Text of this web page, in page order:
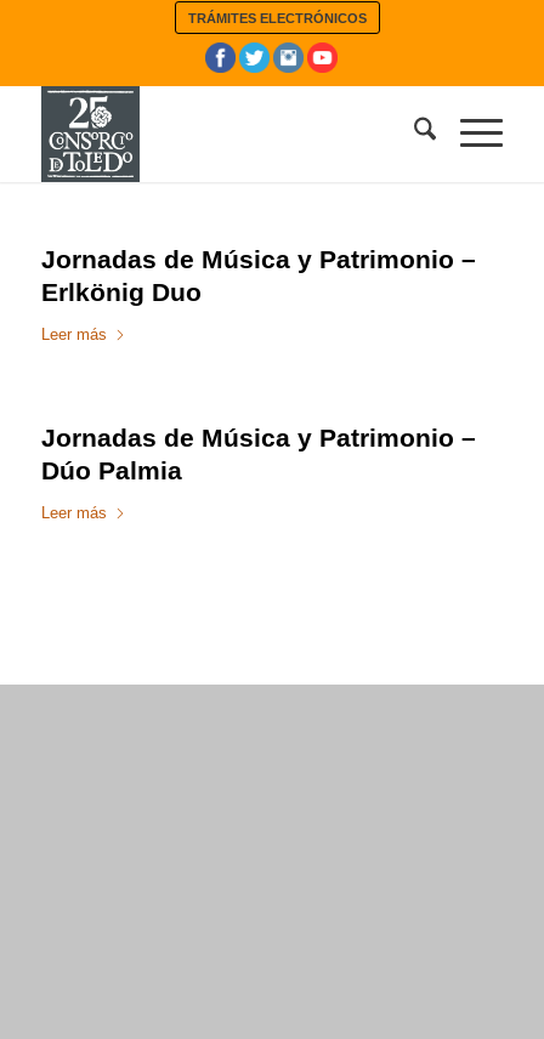
TRÁMITES ELECTRÓNICOS
Jornadas de Música y Patrimonio –
Erlkönig Duo
Leer más
Jornadas de Música y Patrimonio –
Dúo Palmia
Leer más